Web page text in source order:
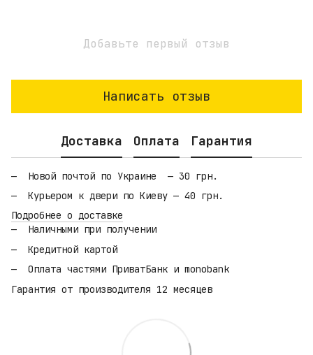
Добавьте первый отзыв
Написать отзыв
Доставка Оплата Гарантия
Новой почтой по Украине — 30 грн.
Курьером к двери по Киеву — 40 грн.
Подробнее о доставке
Наличными при получении
Кредитной картой
Оплата частями ПриватБанк и monobank
Гарантия от производителя 12 месяцев